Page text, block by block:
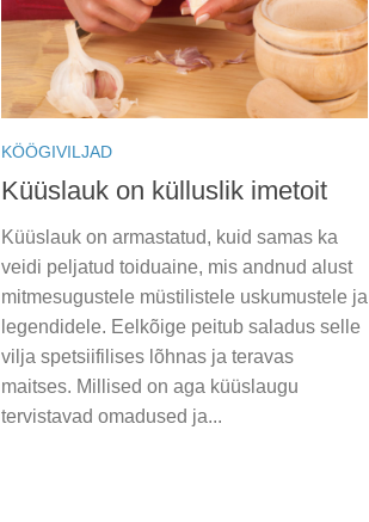
KÖÖGIVILJAD
Küüslauk on külluslik imetoit
Küüslauk on armastatud, kuid samas ka
veidi peljatud toiduaine, mis andnud alust
mitmesugustele müstilistele uskumustele ja
legendidele. Eelkõige peitub saladus selle
vilja spetsiifilises lõhnas ja teravas
maitses. Millised on aga küüslaugu
tervistavad omadused ja...